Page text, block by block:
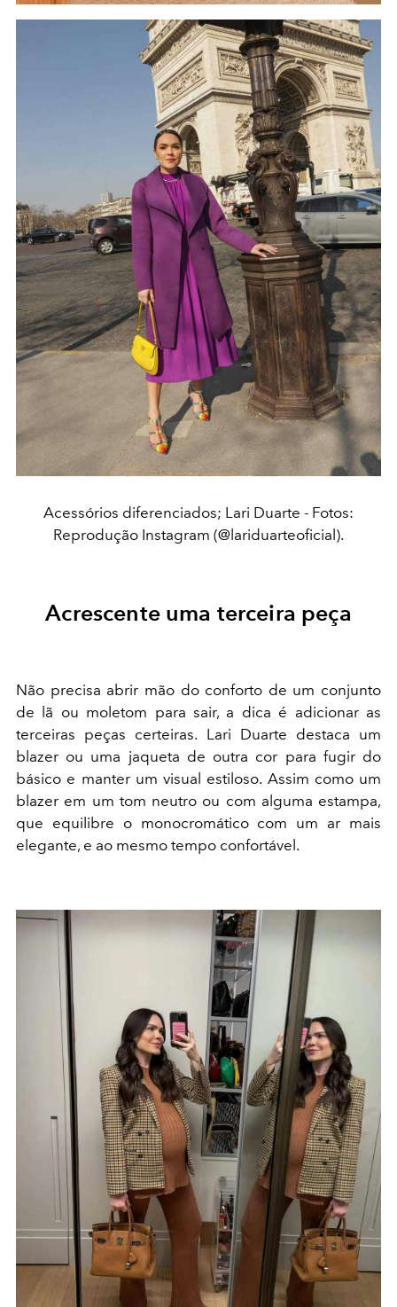
Acessórios diferenciados; Lari Duarte - Fotos:
Reprodução Instagram (@lariduarteoficial).
Acrescente uma terceira peça
Não precisa abrir mão do conforto de um conjunto
de lã ou moletom para sair, a dica é adicionar as
terceiras peças certeiras. Lari Duarte destaca um
blazer ou uma jaqueta de outra cor para fugir do
básico e manter um visual estiloso. Assim como um
blazer em um tom neutro ou com alguma estampa,
que equilibre o monocromático com um ar mais
elegante, e ao mesmo tempo confortável.